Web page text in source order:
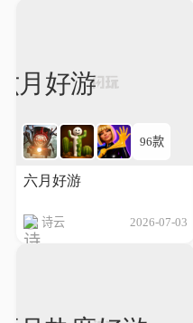
96款
六月好游
诗云 2026-07-03